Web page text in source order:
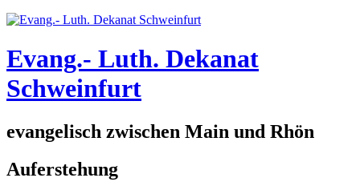
Evang.- Luth. Dekanat
Schweinfurt
evangelisch zwischen Main und Rhön
Auferstehung